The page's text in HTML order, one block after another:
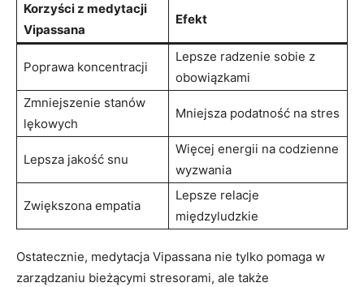
Korzyści z medytacji
Vipassana
Efekt
Poprawa koncentracji
Lepsze⁣ radzenie sobie z
⁣obowiązkami
Zmniejszenie stanów
lękowych
Mniejsza podatność na stres
Lepsza jakość snu
Więcej energii na⁤ codzienne
wyzwania
Zwiększona ‌empatia
Lepsze relacje
międzyludzkie
Ostatecznie, medytacja Vipassana nie ⁤tylko pomaga ⁤w ​
zarządzaniu bieżącymi stresorami, ale także